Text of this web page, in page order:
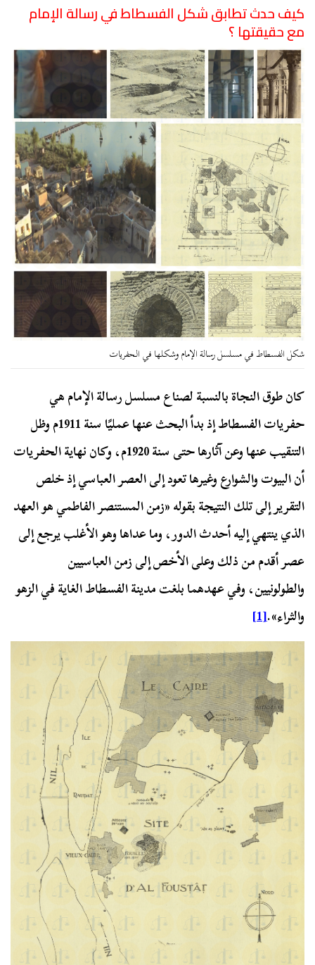
كيف حدث تطابق شكل الفسطاط في رسالة الإمام
مع حقيقتها ؟
شكل الفسطاط في مسلسل رسالة الإمام وشكلها في الحفريات
كان طوق النجاة بالنسبة لصناع مسلسل رسالة الإمام هي
حفريات الفسطاط إذ بدأ البحث عنها عمليًا سنة 1911م وظل
التنقيب عنها وعن آثارها حتى سنة 1920م، وكان نهاية الحفريات
أن البيوت والشوارع وغيرها تعود إلى العصر العباسي إذ خلص
التقرير إلى تلك النتيجة بقوله «زمن المستنصر الفاطمي هو العهد
الذي ينتهي إليه أحدث الدور، وما عداها وهو الأغلب يرجع إلى
عصر أقدم من ذلك وعلى الأخص إلى زمن العباسيين
والطولونيين، وفي عهدهما بلغت مدينة الفسطاط الغاية في الزهو
والثراء».[1]